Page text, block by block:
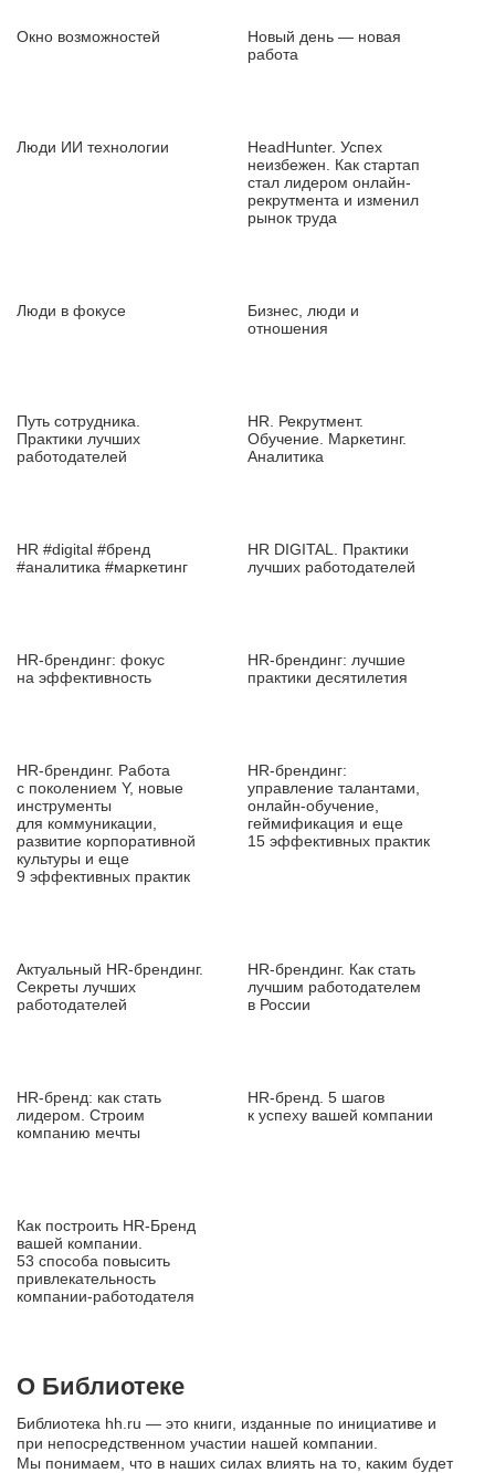
Окно возможностей
Новый день — новая
работа
Люди ИИ технологии
HeadHunter. Успех
неизбежен. Как стартап
стал лидером онлайн-
рекрутмента и изменил
рынок труда
Люди в фокусе
Бизнес, люди и
отношения
Путь сотрудника.
Практики лучших
работодателей
HR. Рекрутмент.
Обучение. Маркетинг.
Аналитика
HR #digital #бренд
#аналитика #маркетинг
HR DIGITAL. Практики
лучших работодателей
HR‑брендинг: фокус
на эффективность
HR‑брендинг: лучшие
практики десятилетия
HR‑брендинг. Работа
с поколением Y, новые
инструменты
для коммуникации,
развитие корпоративной
культуры и еще
9 эффективных практик
HR‑брендинг:
управление талантами,
онлайн‑обучение,
геймификация и еще
15 эффективных практик
Актуальный HR‑брендинг.
Секреты лучших
работодателей
HR‑брендинг. Как стать
лучшим работодателем
в России
HR‑бренд: как стать
лидером. Строим
компанию мечты
HR‑бренд. 5 шагов
к успеху вашей компании
Как построить HR‑Бренд
вашей компании.
53 способа повысить
привлекательность
компании‑работодателя
О Библиотеке
Библиотека hh.ru — это книги, изданные по инициативе и
при непосредственном участии нашей компании.
Мы понимаем, что в наших силах влиять на то, каким будет